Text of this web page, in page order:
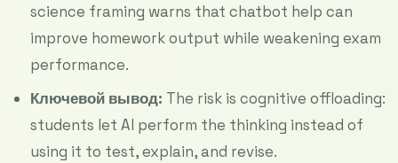
science framing warns that chatbot help can
improve homework output while weakening exam
performance.
Ключевой вывод: The risk is cognitive offloading:
students let AI perform the thinking instead of
using it to test, explain, and revise.